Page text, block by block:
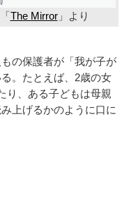
The Mirror」より
の保護者が「我が子が
。たとえば、2歳の女
り、ある子どもは母親
上げるかのように口に